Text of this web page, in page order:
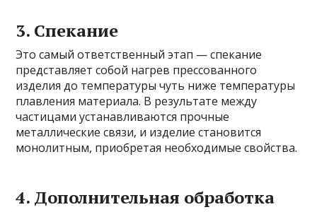
3. Спекание
Это самый ответственный этап — спекание
представляет собой нагрев прессованного
изделия до температуры чуть ниже температуры
плавления материала. В результате между
частицами устанавливаются прочные
металлические связи, и изделие становится
монолитным, приобретая необходимые свойства.
4. Дополнительная обработка